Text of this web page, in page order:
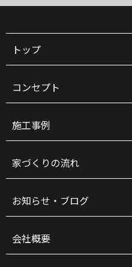
トップ
コンセプト
施工事例
家づくりの流れ
お知らせ・ブログ
会社概要